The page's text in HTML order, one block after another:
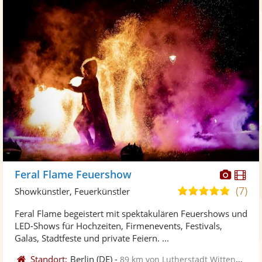
Fotos
Feral Flame Feuershow
5,0
5
(7)
Showkünstler, Feuerkünstler
Feral Flame begeistert mit spektakulären Feuershows und
LED-Shows für Hochzeiten, Firmenevents, Festivals,
Galas, Stadtfeste und private Feiern. ...
Standort: Berlin (DE) -89 km von Lutherstadt Wittenberg